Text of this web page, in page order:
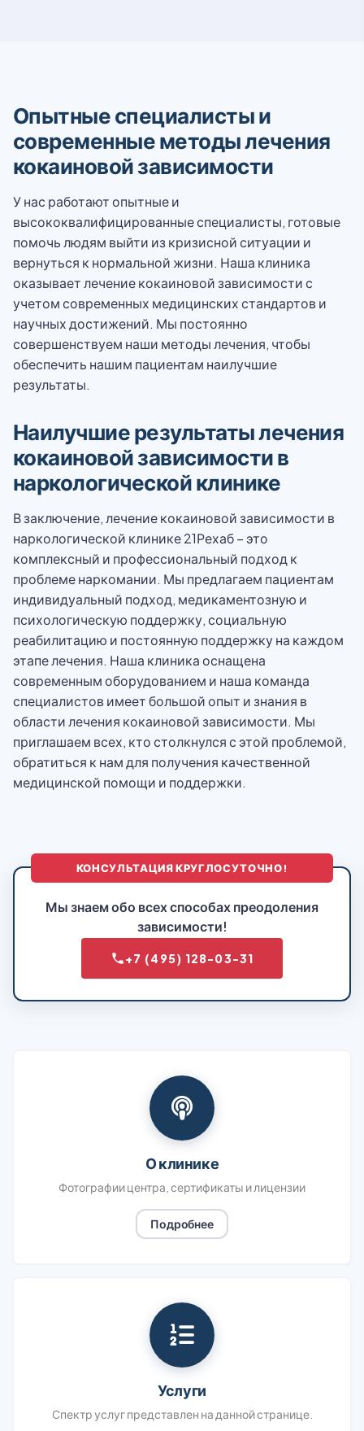
Опытные специалисты и
современные методы лечения
кокаиновой зависимости
У нас работают опытные и
высококвалифицированные специалисты, готовые
помочь людям выйти из кризисной ситуации и
вернуться к нормальной жизни. Наша клиника
оказывает лечение кокаиновой зависимости с
учетом современных медицинских стандартов и
научных достижений. Мы постоянно
совершенствуем наши методы лечения, чтобы
обеспечить нашим пациентам наилучшие
результаты.
Наилучшие результаты лечения
кокаиновой зависимости в
наркологической клинике
В заключение, лечение кокаиновой зависимости в
наркологической клинике 21Рехаб – это
комплексный и профессиональный подход к
проблеме наркомании. Мы предлагаем пациентам
индивидуальный подход, медикаментозную и
психологическую поддержку, социальную
реабилитацию и постоянную поддержку на каждом
этапе лечения. Наша клиника оснащена
современным оборудованием и наша команда
специалистов имеет большой опыт и знания в
области лечения кокаиновой зависимости. Мы
приглашаем всех, кто столкнулся с этой проблемой,
обратиться к нам для получения качественной
медицинской помощи и поддержки.
КОНСУЛЬТАЦИЯ КРУГЛОСУТОЧНО!
Мы знаем обо всех способах преодоления
зависимости!
+7 (495) 128-03-31
О клинике
Фотографии центра, сертификаты и лицензии
Подробнее
Услуги
Спектр услуг представлен на данной странице.